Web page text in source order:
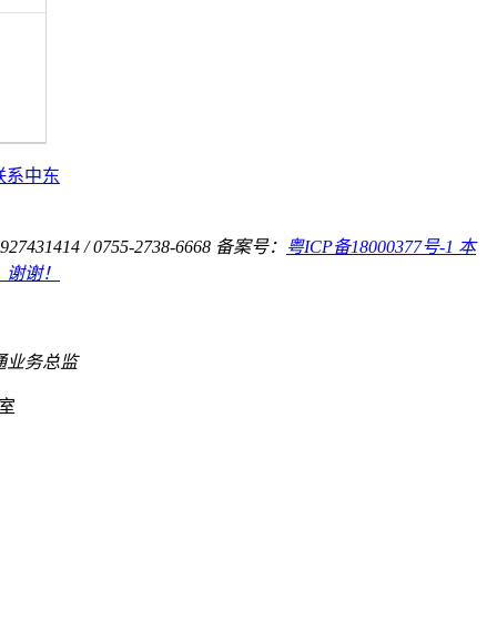
系中东
/ 0755-2738-6668 备案号： 粤ICP备18000377号-1 本
谢！
业务总监